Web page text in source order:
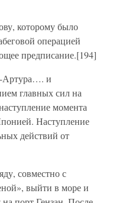
которому было
операцией
предписание.[194]
Артура…. и
главных сил на
момента
Наступление
действий от
совместно с
выйти в море и